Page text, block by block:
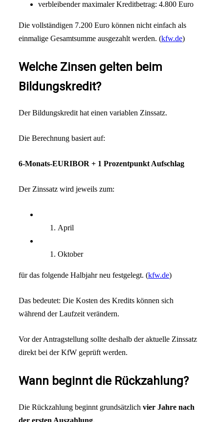
verbleibender maximaler Kreditbetrag: 4.800 Euro
Die vollständigen 7.200 Euro können nicht einfach als
einmalige Gesamtsumme ausgezahlt werden. (kfw.de)
Welche Zinsen gelten beim
Bildungskredit?
Der Bildungskredit hat einen variablen Zinssatz.
Die Berechnung basiert auf:
6-Monats-EURIBOR + 1 Prozentpunkt Aufschlag
Der Zinssatz wird jeweils zum:
April
Oktober
für das folgende Halbjahr neu festgelegt. (kfw.de)
Das bedeutet: Die Kosten des Kredits können sich
während der Laufzeit verändern.
Vor der Antragstellung sollte deshalb der aktuelle Zinssatz
direkt bei der KfW geprüft werden.
Wann beginnt die Rückzahlung?
Die Rückzahlung beginnt grundsätzlich vier Jahre nach
der ersten Auszahlung.